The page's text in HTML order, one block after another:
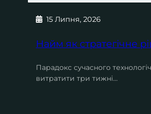
15 Липня, 2026
Найм як стратегічне
Парадокс сучасного
витратити три тижні…